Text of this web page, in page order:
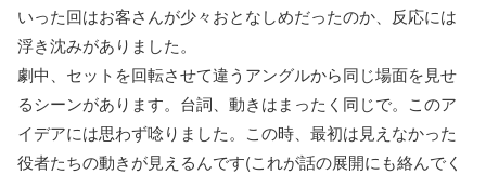
いった回はお客さんが少々おとなしめだったのか、反応には
浮き沈みがありました。
劇中、セットを回転させて違うアングルから同じ場面を見せ
るシーンがあります。台詞、動きはまったく同じで。このア
イデアには思わず唸りました。この時、最初は見えなかった
役者たちの動きが見えるんです(これが話の展開にも絡んでく